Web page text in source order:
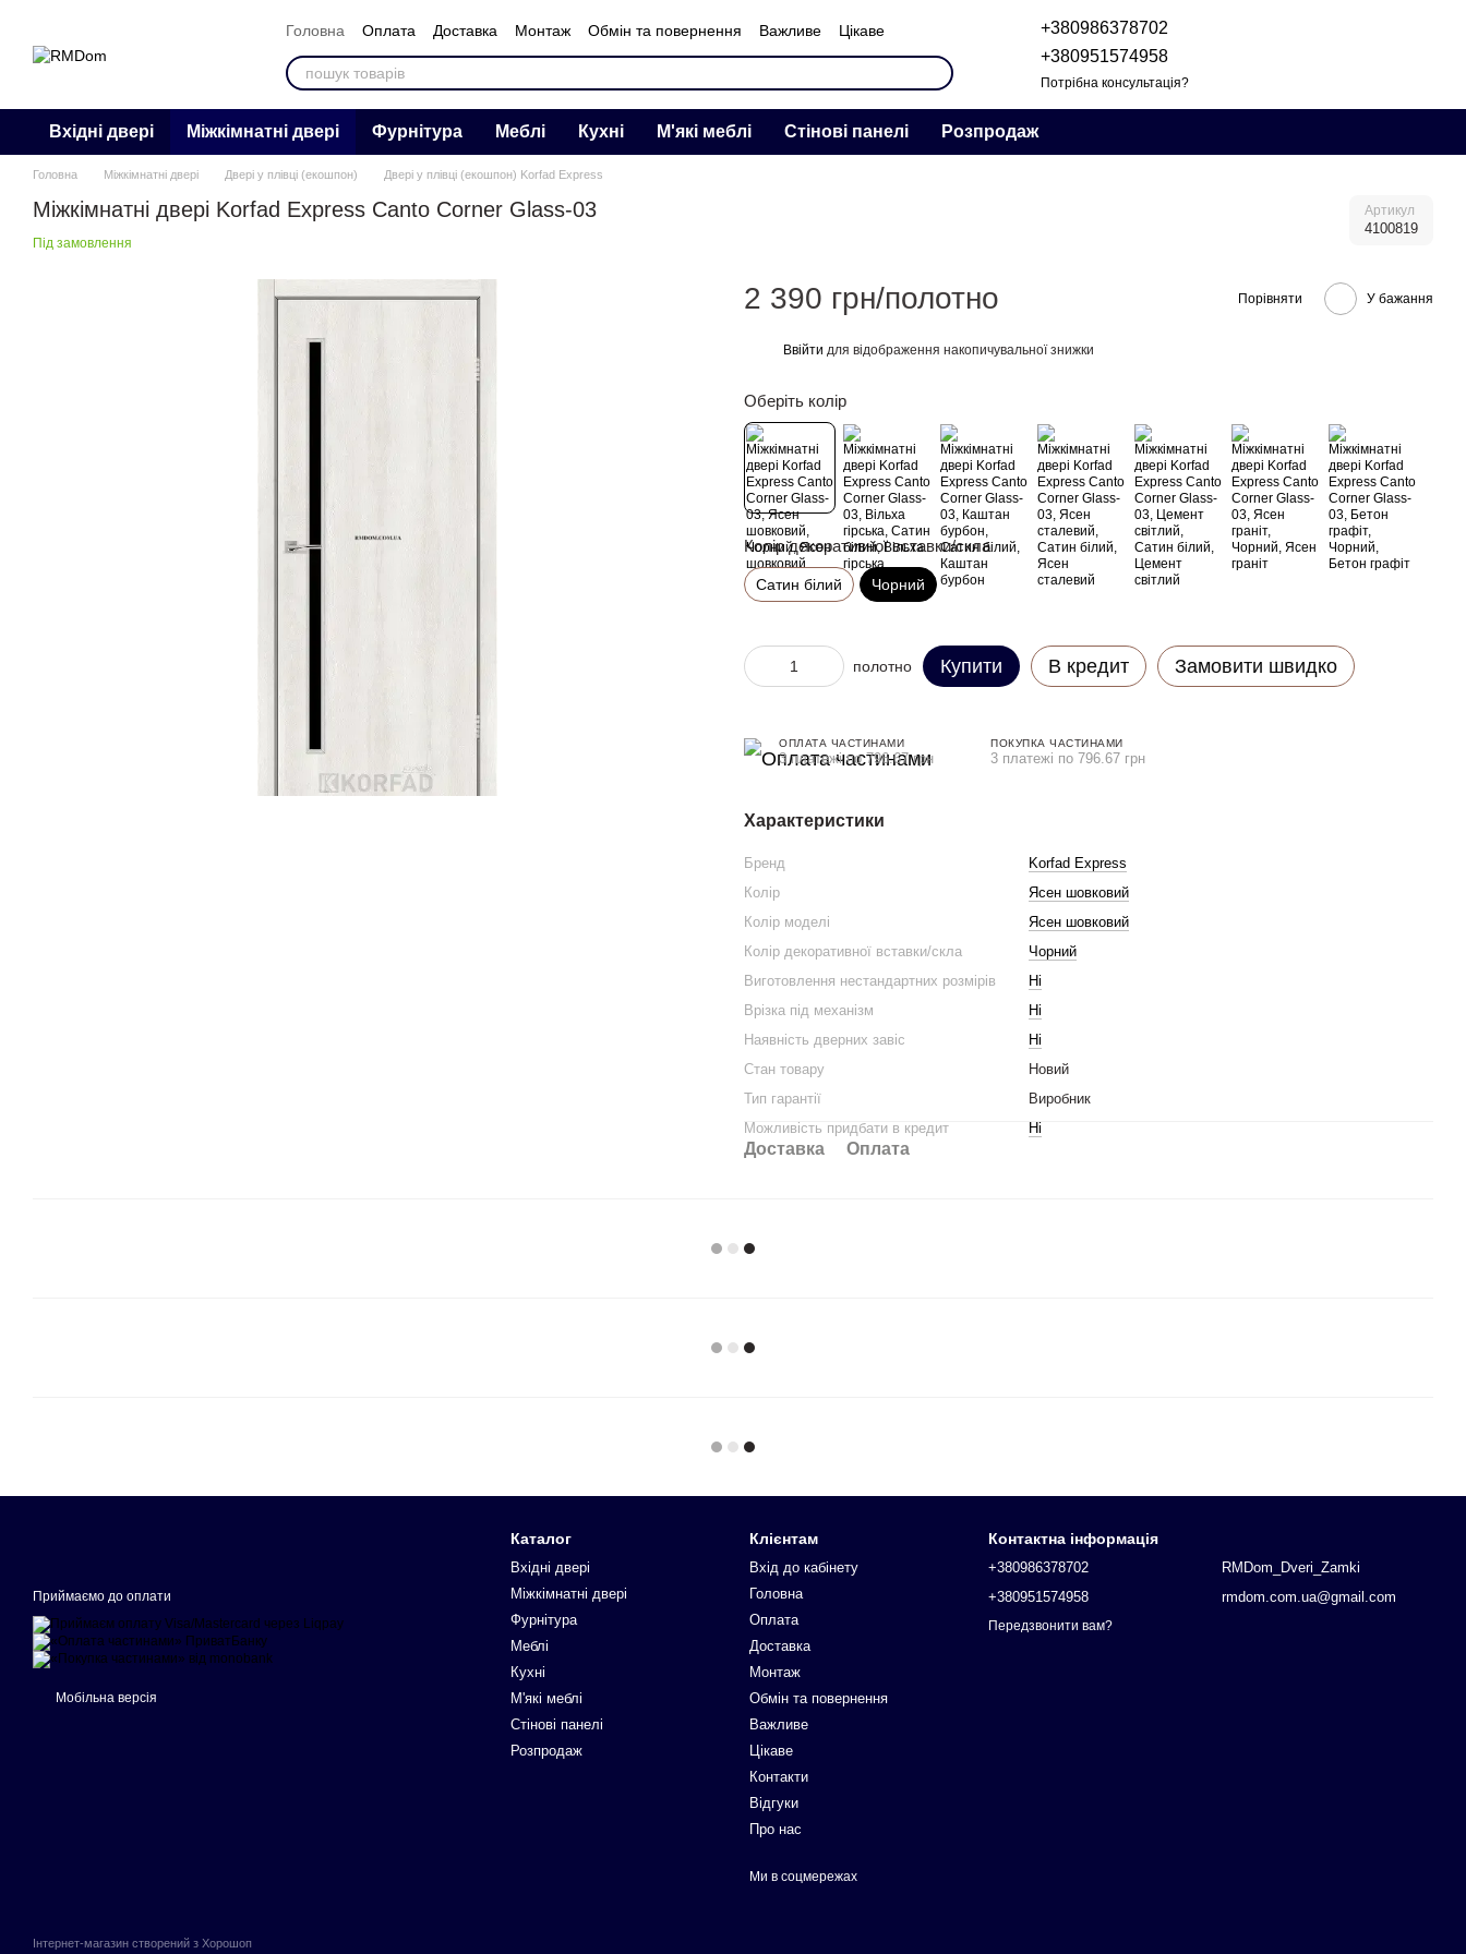
Головна Оплата Доставка Монтаж Обмін та повернення Важливе
Цікаве
Контакти
Відгуки Про нас
+380986378702
+380951574958
Потрібна консультація?
Вхідні двері Міжкімнатні двері Фурнітура Меблі Кухні М'які меблі Стінові панелі Розпродаж
Головна Міжкімнатні двері Двері у плівці (екошпон) Двері у плівці (екошпон) Korfad Express
Міжкімнатні двері Korfad Express Canto Corner Glass-03 Артикул
4100819
Під замовлення
2 390 грн/полотно Порівняти У бажання
Ввійти для відображення накопичувальної знижки
Оберіть колір
Колір декоративної вставки/скла
Сатин білий Чорний
полотно Купити В кредит Замовити швидко
ОПЛАТА ЧАСТИНАМИ
3 платежі по 796.67 грн
ПОКУПКА ЧАСТИНАМИ
3 платежі по 796.67 грн
Характеристики
Бренд
Korfad Express
Колір
Ясен шовковий
Колір моделі
Ясен шовковий
Колір декоративної вставки/скла
Чорний
Виготовлення нестандартних розмірів
Ні
Врізка під механізм
Ні
Наявність дверних завіс
Ні
Стан товару
Новий
Тип гарантії
Виробник
Можливість придбати в кредит
Ні
Доставка Оплата
Приймаємо до оплати
Мобільна версія
Інтернет-магазин створений з Хорошоп
Каталог
Вхідні двері
Міжкімнатні двері
Фурнітура
Меблі
Кухні
М'які меблі
Стінові панелі
Розпродаж
Клієнтам
Вхід до кабінету
Головна
Оплата
Доставка
Монтаж
Обмін та повернення
Важливе
Цікаве
Контакти
Відгуки
Про нас
Ми в соцмережах
Контактна інформація
+380986378702
+380951574958
Передзвонити вам?
RMDom_Dveri_Zamki
rmdom.com.ua@gmail.com